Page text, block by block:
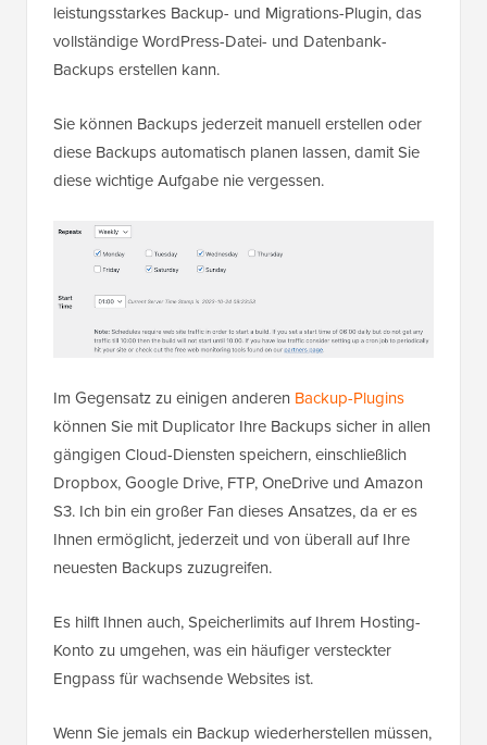
leistungsstarkes Backup- und Migrations-Plugin, das
vollständige WordPress-Datei- und Datenbank-
Backups erstellen kann.
Sie können Backups jederzeit manuell erstellen oder
diese Backups automatisch planen lassen, damit Sie
diese wichtige Aufgabe nie vergessen.
Im Gegensatz zu einigen anderen Backup-Plugins
können Sie mit Duplicator Ihre Backups sicher in allen
gängigen Cloud-Diensten speichern, einschließlich
Dropbox, Google Drive, FTP, OneDrive und Amazon
S3. Ich bin ein großer Fan dieses Ansatzes, da er es
Ihnen ermöglicht, jederzeit und von überall auf Ihre
neuesten Backups zuzugreifen.
Es hilft Ihnen auch, Speicherlimits auf Ihrem Hosting-
Konto zu umgehen, was ein häufiger versteckter
Engpass für wachsende Websites ist.
Wenn Sie jemals ein Backup wiederherstellen müssen,